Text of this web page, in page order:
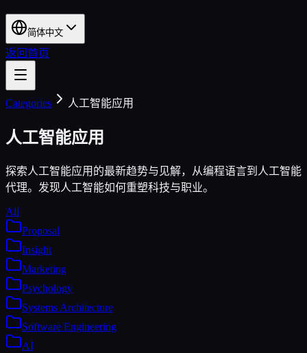
简体中文
返回首页
Categories 人工智能应用
人工智能应用
探索人工智能应用的最新趋势与见解，从编程语言到人工智能
代理。发现人工智能如何重塑科技与职业。
All
Proposal
Insight
Marketing
Psychology
Systems Architecture
Software Engineering
AI